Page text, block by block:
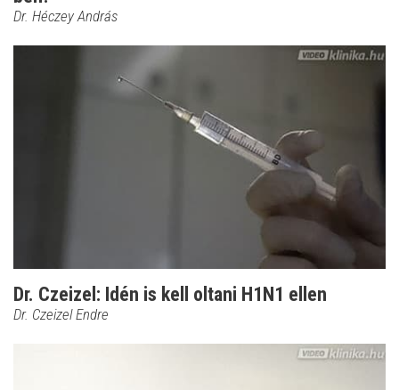
Dr. Héczey András
Dr. Czeizel: Idén is kell oltani H1N1 ellen
Dr. Czeizel Endre